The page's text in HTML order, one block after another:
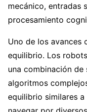
mecánico, entradas
procesamiento
Uno de los avances
equilibrio. Los
una combinación de
algoritmos
equilibrio similares